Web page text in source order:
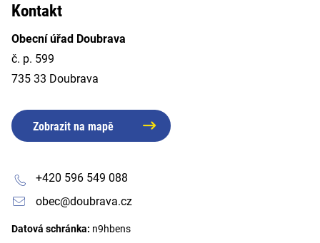
Kontakt
Obecní úřad Doubrava
č. p. 599
735 33 Doubrava
Zobrazit na mapě
+420 596 549 088
obec@doubrava.cz
Datová schránka: n9hbens